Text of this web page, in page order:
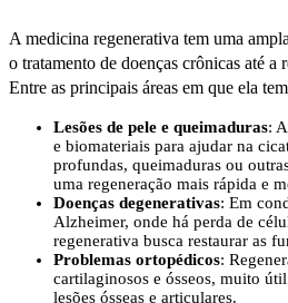
A medicina regenerativa tem uma
o tratamento de doenças crônicas até a
Entre as principais áreas em que ela
Lesões de pele e queimaduras:
e biomateriais para ajudar na
profundas, queimaduras ou
uma regeneração mais rápida e
Doenças degenerativas: Em
Alzheimer, onde há perda de
regenerativa busca restaurar as
Problemas ortopédicos:
cartilaginosos e ósseos, muito
lesões ósseas e articulares.